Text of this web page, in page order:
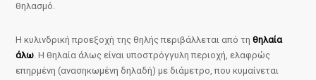
θηλασμό.
Η κυλινδρική προεξοχή της θηλής περιβάλλεται από τηθηλαία
άλω. Η θηλαία άλως είναι υποστρόγγυλη περιοχή, ελαφρώς
επηρμένη (ανασηκωμένη δηλαδή) με διάμετρο, που κυμαίνεται